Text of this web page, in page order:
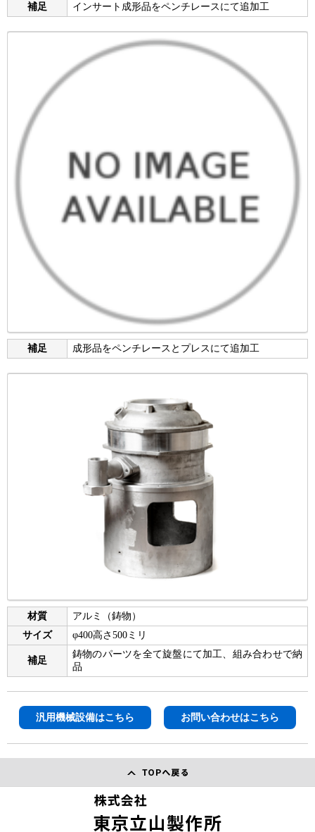
補足
インサート成形品をペンチレースにて追加工
補足 成形品をペンチレースとプレスにて追加工
材質
アルミ（鋳物）
サイズ
φ400高さ500ミリ
補足
鋳物のパーツを全て旋盤にて加工、組み合わせで納
品
汎用機械設備はこちら お問い合わせはこちら